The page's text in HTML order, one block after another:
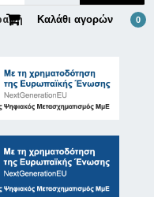
Καλάθι αγορών 0